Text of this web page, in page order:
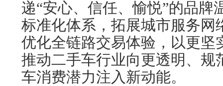
递“安心、信任、愉悦”的品牌
标准化体系，拓展城市服务网
优化全链路交易体验，以更坚
推动二手车行业向更透明、规
车消费潜力注入新动能。